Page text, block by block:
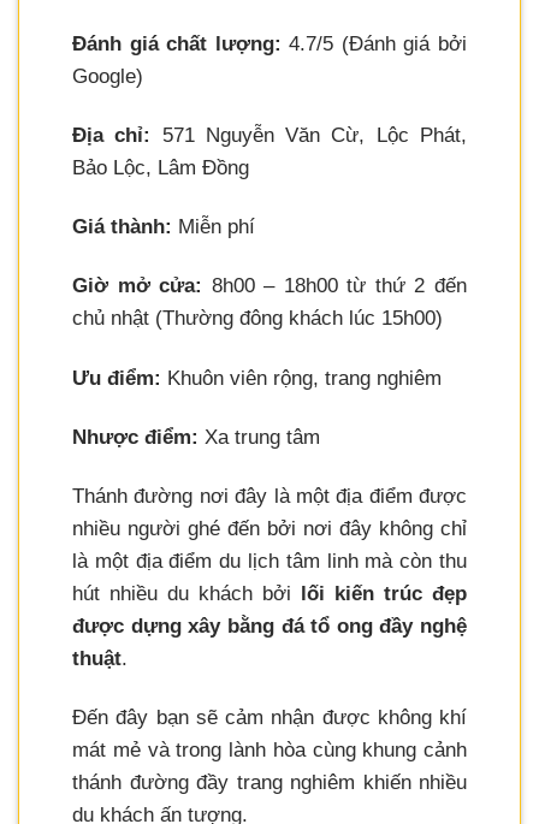
Đánh giá chất lượng: 4.7/5 (Đánh giá bởi
Google)
Địa chỉ:
571 Nguyễn Văn Cừ, Lộc Phát,
Bảo Lộc, Lâm Đồng
Giá thành: Miễn phí
Giờ mở cửa: 8h00 – 18h00 từ thứ 2 đến
chủ nhật (Thường đông khách lúc 15h00)
Ưu điểm: Khuôn viên rộng, trang nghiêm
Nhược điểm: Xa trung tâm
Thánh đường nơi đây là một địa điểm được
nhiều người ghé đến bởi nơi đây không chỉ
là một địa điểm du lịch tâm linh mà còn thu
hút nhiều du khách bởi lối kiến trúc đẹp
được dựng xây bằng đá tổ ong đầy nghệ
thuật.
Đến đây bạn sẽ cảm nhận được không khí
mát mẻ và trong lành hòa cùng khung cảnh
thánh đường đầy trang nghiêm khiến nhiều
du khách ấn tượng.